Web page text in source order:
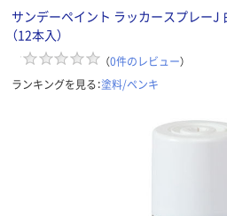
サンデーペイント ラッカースプレーJ
（12本入）
（0件のレビュー）
ランキングを見る：塗料/ペンキ